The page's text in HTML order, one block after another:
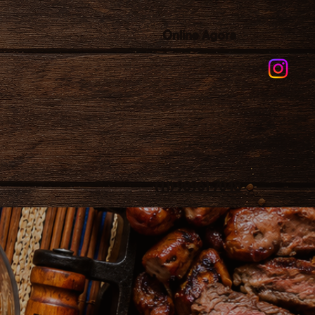
Online Agora
(11) 98961-7048